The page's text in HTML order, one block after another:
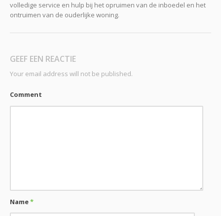
volledige service en hulp bij het opruimen van de inboedel en het
ontruimen van de ouderlijke woning.
GEEF EEN REACTIE
Your email address will not be published.
Comment
Name*